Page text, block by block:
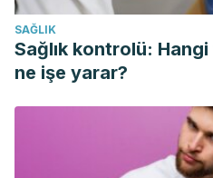
SAĞLIK
Sağlık kontrolü:
ne işe yarar?